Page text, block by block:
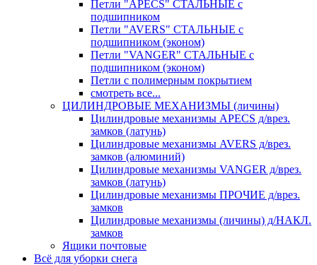
Петли "APECS" СТАЛЬНЫЕ с
подшипником
Петли "AVERS" СТАЛЬНЫЕ с
подшипником (эконом)
Петли "VANGER" СТАЛЬНЫЕ с
подшипником (эконом)
Петли с полимерным покрытием
смотреть все...
ЦИЛИНДРОВЫЕ МЕХАНИЗМЫ (личины)
Цилиндровые механизмы APECS д/врез.
замков (латунь)
Цилиндровые механизмы AVERS д/врез.
замков (алюминий)
Цилиндровые механизмы VANGER д/врез.
замков (латунь)
Цилиндровые механизмы ПРОЧИЕ д/врез.
замков
Цилиндровые механизмы (личины) д/НАКЛ.
замков
Ящики почтовые
Всё для уборки снега